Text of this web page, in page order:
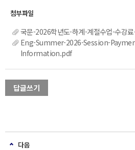
국문-2026학년도-하계-계절수업-수강
Eng-Summer-2026-Session-
Information.pdf
답글쓰기
다음